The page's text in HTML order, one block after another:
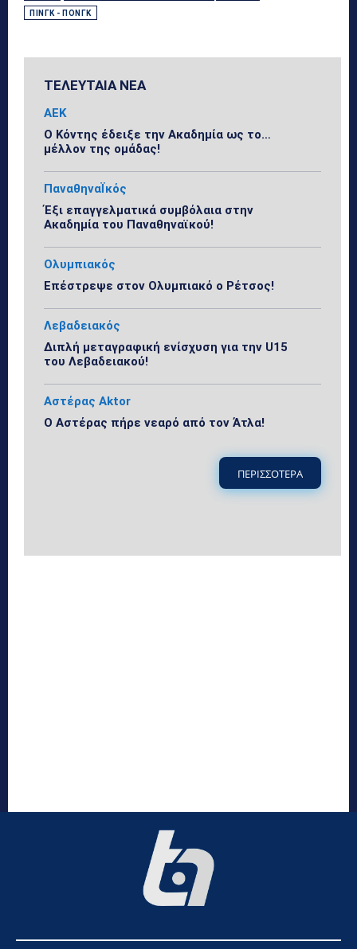
ΠΙΝΓΚ - ΠΟΝΓΚ
ΤΕΛΕΥΤΑΙΑ ΝΕΑ
ΑΕΚ
Ο Κόντης έδειξε την Ακαδημία ως το…
μέλλον της ομάδας!
ΠαναθηναΪκός
Έξι επαγγελματικά συμβόλαια στην
Ακαδημία του Παναθηναϊκού!
Ολυμπιακός
Επέστρεψε στον Ολυμπιακό ο Ρέτσος!
Λεβαδειακός
Διπλή μεταγραφική ενίσχυση για την U15
του Λεβαδειακού!
Αστέρας Aktor
Ο Αστέρας πήρε νεαρό από τον Άτλα!
ΠΕΡΙΣΣΟΤΕΡΑ